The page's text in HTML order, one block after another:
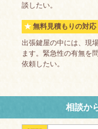
談したい。
無料見積もりの対応
出張鍵屋の中には、現
ます。緊急性の有無を
依頼したい。
相談か